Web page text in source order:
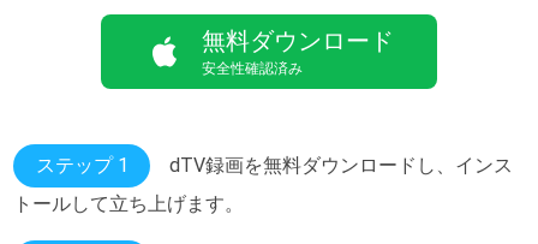
無料ダウンロード
安全性確認済み
ステップ 1
dTV録画を無料ダウンロードし、インス
トールして立ち上げます。